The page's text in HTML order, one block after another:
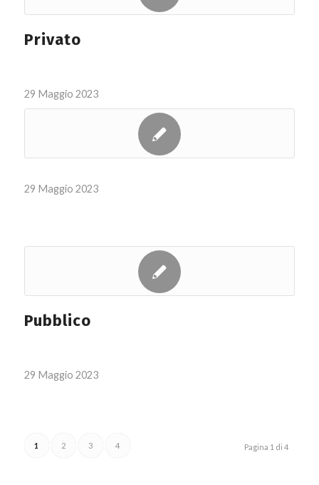
Privato
29 Maggio 2023
29 Maggio 2023
Pubblico
29 Maggio 2023
Pagina 1 di 4
1 2 3 4